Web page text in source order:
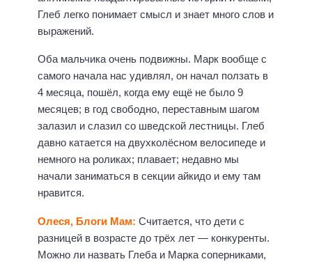
Глеб легко понимает смысл и знает много слов и
выражений.
Оба мальчика очень подвижны. Марк вообще с
самого начала нас удивлял, он начал ползать в
4 месяца, пошёл, когда ему ещё не было 9
месяцев; в год свободно, переставным шагом
залазил и слазил со шведской лестницы. Глеб
давно катается на двухколёсном велосипеде и
немного на роликах; плавает; недавно мы
начали заниматься в секции айкидо и ему там
нравится.
Олеся, Блоги Мам: Считается, что дети с
разницей в возрасте до трёх лет — конкуренты.
Можно ли назвать Глеба и Марка соперниками,